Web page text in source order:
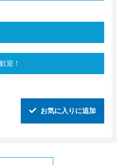
迎！
お気に入りに追加